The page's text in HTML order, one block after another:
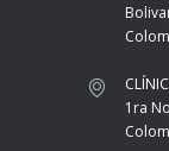
1ra